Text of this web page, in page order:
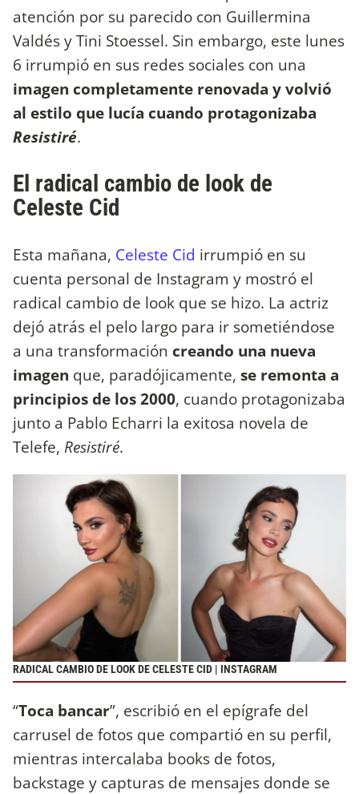
atención por su parecido con Guillermina
Valdés y Tini Stoessel. Sin embargo, este lunes
6 irrumpió en sus redes sociales con una
imagen completamente renovada y volvió
al estilo que lucía cuando protagonizaba
Resistiré.
El radical cambio de look de
Celeste Cid
Esta mañana, Celeste Cid irrumpió en su
cuenta personal de Instagram y mostró el
radical cambio de look que se hizo. La actriz
dejó atrás el pelo largo para ir sometiéndose
a una transformación creando una nueva
imagen que, paradójicamente, se remonta a
principios de los 2000, cuando protagonizaba
junto a Pablo Echarri la exitosa novela de
Telefe, Resistiré.
RADICAL CAMBIO DE LOOK DE CELESTE CID | INSTAGRAM
“Toca bancar”, escribió en el epígrafe del
carrusel de fotos que compartió en su perfil,
mientras intercalaba books de fotos,
backstage y capturas de mensajes donde se